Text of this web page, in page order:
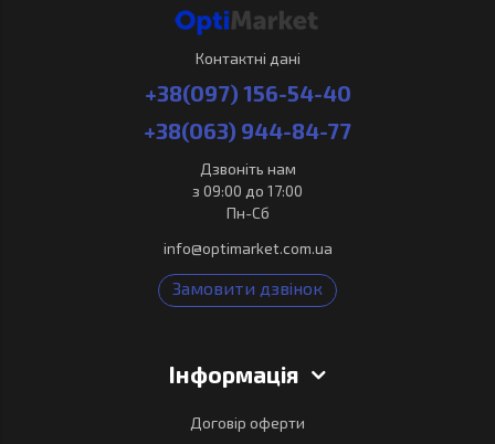
Контактні дані
+38(097) 156-54-40
+38(063) 944-84-77
Дзвоніть нам
з 09:00 до 17:00
Пн-Сб
info@optimarket.com.ua
Замовити дзвінок
Інформація
Договір оферти